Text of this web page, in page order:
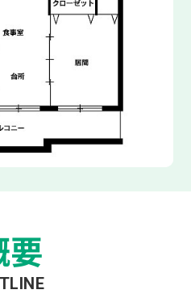
要